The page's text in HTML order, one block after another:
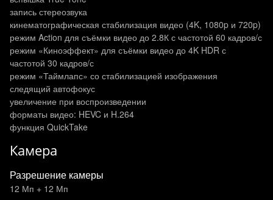
запись стереозвука
кинематографическая стабилизация видео (4K, 1080p и 720p)
режим Action для съёмки видео до 2.8К с частотой 60 кадров/с
режим «Киноэффект» для съёмки видео до 4K HDR с
частотой 30 кадров/с
режим «Таймлапс» со стабилизацией изображения
следящий автофокус
увеличение при воспроизведении
форматы видео: HEVC и H.264
функция QuickTake
Камера
Разрешение камеры
12 Мп + 12 Мп